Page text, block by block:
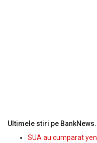
Ultimele stiri pe
SUA au cumparat